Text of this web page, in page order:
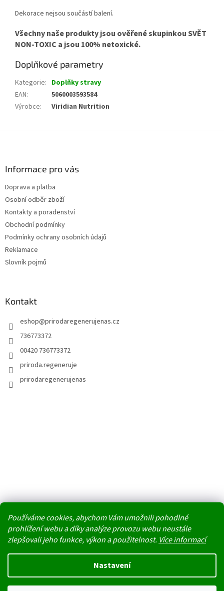
Používáme cookies, abychom Vám umožnili pohodlné
prohlížení webu a díky analýze provozu webu neustále
zlepšovali jeho funkce, výkon a použitelnost. Více informací
Nastavení
Nedoporučujeme v těchto tropických dnech jako dopravu doručovací
Dekorace nejsou součástí balení.
Všechny naše produkty jsou ověřené skupinkou SVĚT
NON-TOXIC a jsou 100% netoxické.
Doplňkové parametry
Kategorie: Doplňky stravy
EAN:
5060003593584
Výrobce: Viridian Nutrition
Informace pro vás
Doprava a platba
Osobní odběr zboží
Kontakty a poradenství
Obchodní podmínky
Podmínky ochrany osobních údajů
Reklamace
Slovník pojmů
Kontakt
eshop@prirodaregenerujenas.cz
736773372
00420 736773372
priroda.regeneruje
prirodaregenerujenas
Copyright 2026PŘÍRODA REGENERUJE NÁS. Všechna práva